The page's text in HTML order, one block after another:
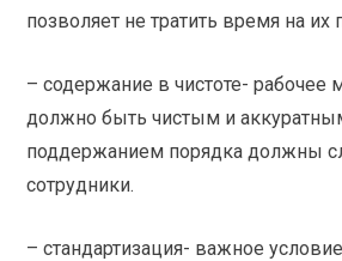
позволяет не тратить время на их
– содержание в чистоте- рабочее
должно быть чистым и
поддержанием порядка должны
сотрудники.
– стандартизация- важное